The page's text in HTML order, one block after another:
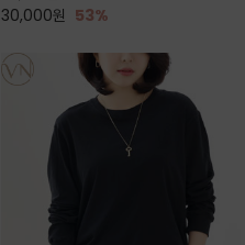
30,000원 53%